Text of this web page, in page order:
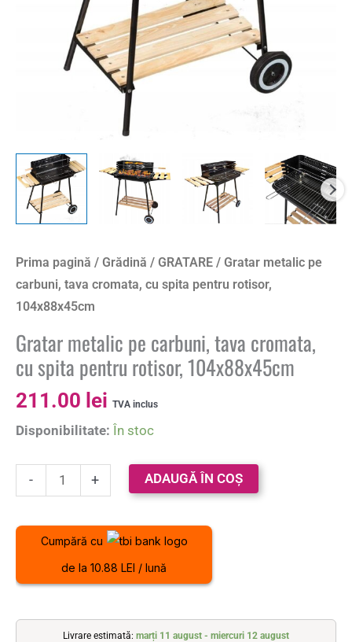
Prima pagină / Grădină / GRATARE / Gratar metalic pe
carbuni, tava cromata, cu spita pentru rotisor,
104x88x45cm
Gratar metalic pe carbuni, tava cromata,
cu spita pentru rotisor, 104x88x45cm
211.00 lei TVA inclus
Disponibilitate: În stoc
-
104x88x45cm
+ ADAUGĂ ÎN COȘ
Cumpără cu
de la 10.88 LEI / lună
Livrare estimată: marți 11 august - miercuri 12 august